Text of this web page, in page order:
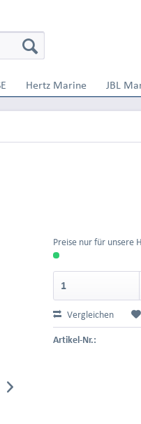
Hertz Marine JBL
Preise nur für unsere
Vergleichen
Artikel-Nr.: